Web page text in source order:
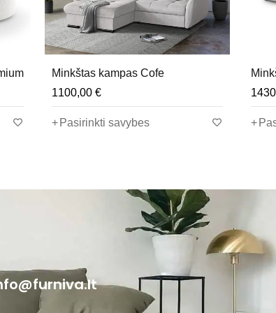
erdvėms. U formos dizainas suteikia daug
naudojimui, tiek svečių apgyvendinimui.
Minkštas kampas Cofe
1100,00 €
Pasirinkti savybes